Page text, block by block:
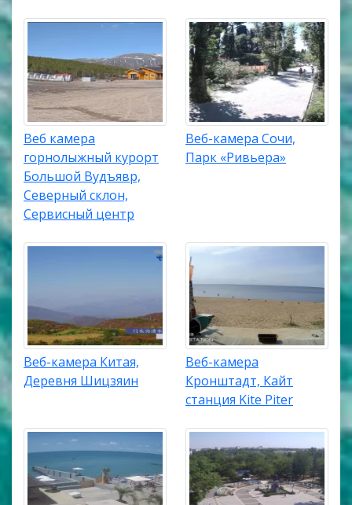
Веб камера
горнолыжный курорт
Большой Вудъявр,
Северный склон,
Сервисный центр
Веб-камера Сочи,
Парк «Ривьера»
Веб-камера Китая,
Деревня Шицзяин
Веб-камера
Кронштадт, Кайт
станция Kite Piter